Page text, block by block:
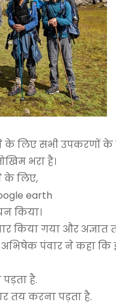
के लिए सभी उपकरणों के
भरा है।
के लिए,
earth
किया।
किया गया और
अभिषेक पंवार ने कहा
है.
तय करना पड़ता है.